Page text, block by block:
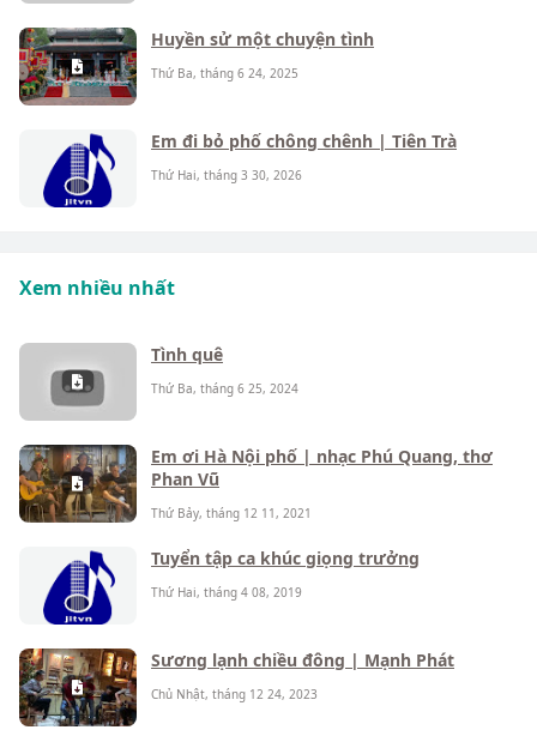
Huyền sử một chuyện tình
Thứ Ba, tháng 6 24, 2025
Em đi bỏ phố chông chênh | Tiên Trà
Thứ Hai, tháng 3 30, 2026
Xem nhiều nhất
Tình quê
Thứ Ba, tháng 6 25, 2024
Em ơi Hà Nội phố | nhạc Phú Quang, thơ
Phan Vũ
Thứ Bảy, tháng 12 11, 2021
Tuyển tập ca khúc giọng trưởng
Thứ Hai, tháng 4 08, 2019
Sương lạnh chiều đông | Mạnh Phát
Chủ Nhật, tháng 12 24, 2023